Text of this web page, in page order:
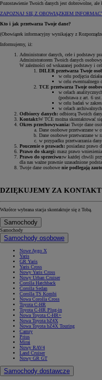
Pozostawienie Twoich danych jest dobrowolne,
ZAPOZNAJ SIĘ Z OBOWIĄZKIEM
Kto i jak przetwarza Twoje dane?
(Obowiązek informacyjny wynikający z
Informujemy, iż:
Administrator danych, cele i podstawy
Administratorem Twoich danych
W zależności od wskazanej podstawy i
DILER przetwarza Twoje
w celu podjęcia
w celu ewentualnego
TCE przetwarza Twoje
w celach
(podstawa z art. 6
w celu badań w
w celach
Odbiorcy danych: odbiorcą Twoich
Kontakt:W TCE można skontaktować
Okres przechowywania: Twoje dane
Dane osobowe przetwarzane w
Dane osobowe przetwarzane w
w przypadku przetwarzania
Pouczenie o prawach: posiadasz prawo
Prawo do skargi: masz prawo
Prawo do sprzeciwu:w każdej chwili
dla nas ważne prawnie uzasadnione
Twoje dane osobowe nie podlegają
DZIĘKUJEMY ZA KONTAKT
Wkrótce wybrana stacja skontaktuje się z Tobą.
Samochody
Samochody
Samochody osobowe
Nowe Aygo X
Yaris
GR Yaris
Yaris Cross
Nowy Yaris Cross
Nowy Urban Cruiser
Corolla Hatchback
Corolla Sedan
Corolla TS Kombi
Nowa Corolla Cross
Toyota C-HR
Toyota C-HR Plug-in
Nowa Toyota C-HR+
Nowa Toyota bZ4X
Nowa Toyota bZ4X Touring
Camry
Prius
Mirai
Nowy RAV4
Land Cruiser
Nowy GR GT
Samochody dostawcze